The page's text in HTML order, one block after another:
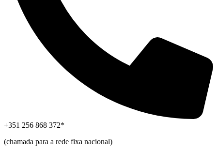
+351 256 868 372*
(chamada para a rede fixa nacional)